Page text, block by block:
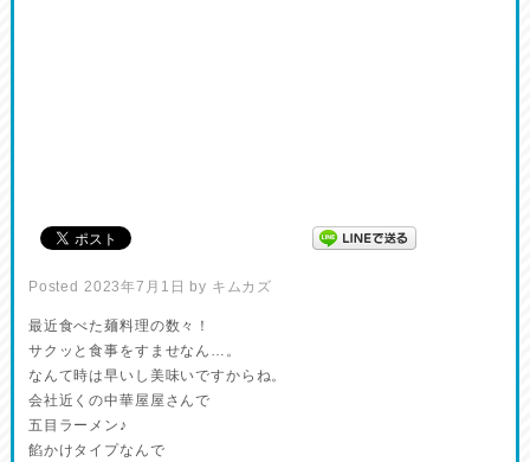
Posted 2023年7月1日 by キムカズ
最近食べた麺料理の数々！
サクッと食事をすませなん…。
なんて時は早いし美味いですからね。
会社近くの中華屋屋さんで
五目ラーメン♪
餡かけタイプなんで